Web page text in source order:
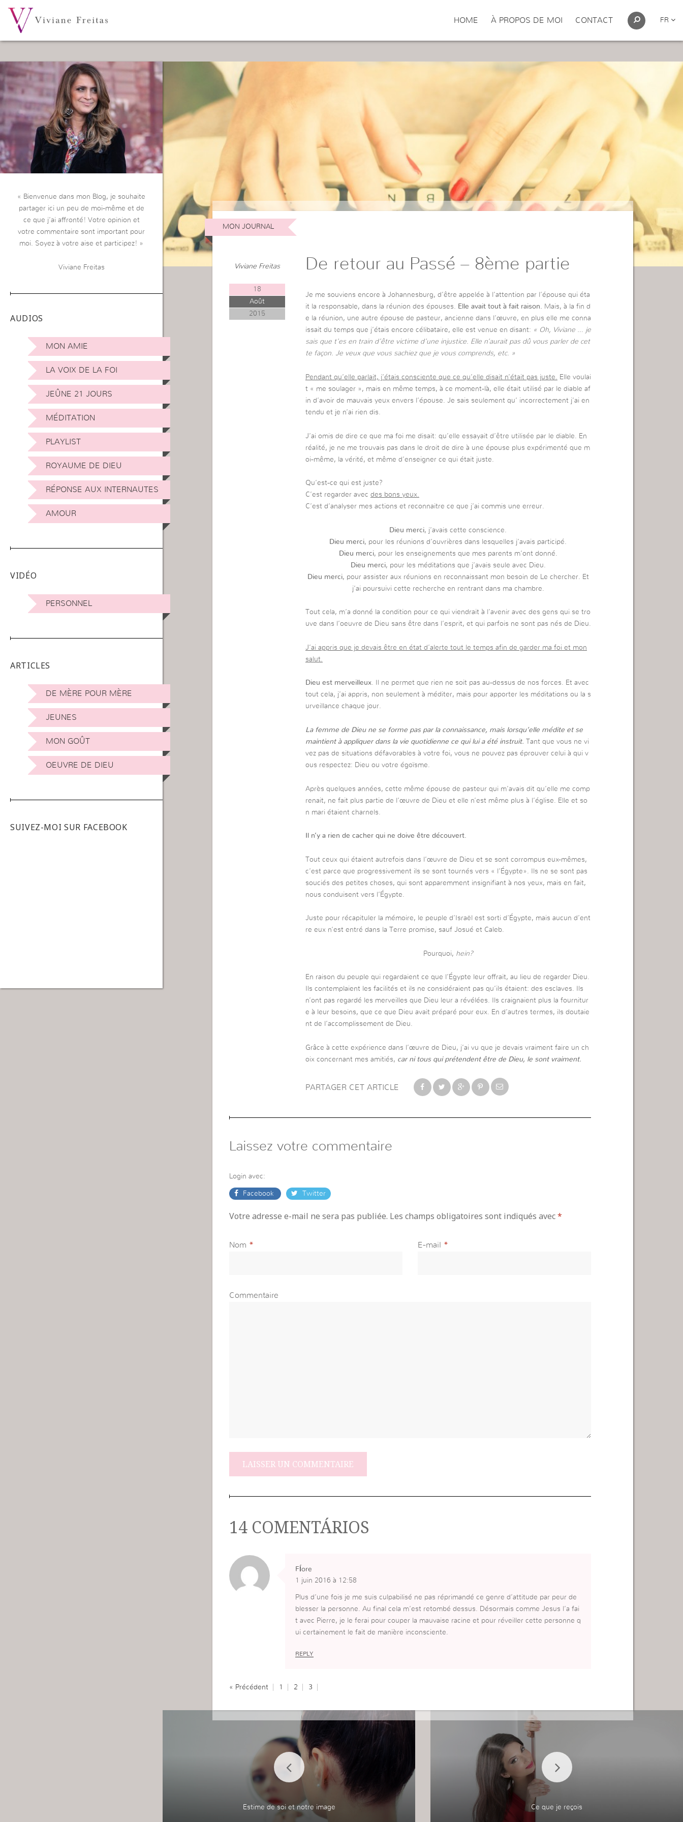
HOME À PROPOS DE MOI CONTACT FR
« Bienvenue dans mon Blog, je souhaite
partager ici un peu de moi-même et de
ce que j’ai affronté! Votre opinion et
votre commentaire sont important pour
moi. Soyez à votre aise et participez! »
Viviane Freitas
AUDIOS
MON AMIE
LA VOIX DE LA FOI
JEÛNE 21 JOURS
MÉDITATION
PLAYLIST
ROYAUME DE DIEU
RÉPONSE AUX INTERNAUTES
AMOUR
VIDÉO
PERSONNEL
ARTICLES
DE MÈRE POUR MÈRE
JEUNES
MON GOÛT
OEUVRE DE DIEU
SUIVEZ-MOI SUR FACEBOOK
MON JOURNAL
Viviane Freitas
18
Août
2015
De retour au Passé – 8ème partie
Je me souviens encore à Johannesburg, d’être appelée à l’attention par l’épouse qui éta
it la responsable, dans la réunion des épouses. Elle avait tout à fait raison. Mais, à la fin d
e la réunion, une autre épouse de pasteur, ancienne dans l’œuvre, en plus elle me conna
issait du temps que j’étais encore célibataire, elle est venue en disant: « Oh, Viviane … je
sais que t’es en train d’être victime d’une injustice. Elle n’aurait pas dû vous parler de cet
te façon. Je veux que vous sachiez que je vous comprends, etc. »
Pendant qu’elle parlait, j’étais consciente que ce qu’elle disait n’était pas juste. Elle voulai
t « me soulager », mais en même temps, à ce moment-là, elle était utilisé par le diable af
in d’avoir de mauvais yeux envers l’épouse. Je sais seulement qu’ incorrectement j’ai en
tendu et je n’ai rien dis.
J’ai omis de dire ce que ma foi me disait: qu’elle essayait d’être utilisée par le diable. En
réalité, je ne me trouvais pas dans le droit de dire à une épouse plus expérimenté que m
oi-même, la vérité, et même d’enseigner ce qui était juste.
Qu’est-ce qui est juste?
C’est regarder avec des bons yeux.
C’est d’analyser mes actions et reconnaitre ce que j’ai commis une erreur.
Dieu merci, j’avais cette conscience.
Dieu merci, pour les réunions d’ouvrières dans lesquelles j’avais participé.
Dieu merci, pour les enseignements que mes parents m’ont donné.
Dieu merci, pour les méditations que j’avais seule avec Dieu.
Dieu merci, pour assister aux réunions en reconnaissant mon besoin de Le chercher. Et
j’ai poursuivi cette recherche en rentrant dans ma chambre.
Tout cela, m’a donné la condition pour ce qui viendrait à l’avenir avec des gens qui se tro
uve dans l’oeuvre de Dieu sans être dans l’esprit, et qui parfois ne sont pas nés de Dieu.
J’ai appris que je devais être en état d’alerte tout le temps afin de garder ma foi et mon
salut.
Dieu est merveilleux. Il ne permet que rien ne soit pas au-dessus de nos forces. Et avec
tout cela, j’ai appris, non seulement à méditer, mais pour apporter les méditations ou la s
urveillance chaque jour.
La femme de Dieu ne se forme pas par la connaissance, mais lorsqu’elle médite et se
maintient à appliquer dans la vie quotidienne ce qui lui a été instruit.
Tant que vous ne vi
vez pas de situations défavorables à votre foi, vous ne pouvez pas éprouver celui à qui v
ous respectez: Dieu ou votre égoïsme.
Après quelques années, cette même épouse de pasteur qui m’avais dit qu’elle me comp
renait, ne fait plus partie de l’œuvre de Dieu et elle n’est même plus à l’église. Elle et so
n mari étaient charnels.
Il n’y a rien de cacher qui ne doive être découvert.
Tout ceux qui étaient autrefois dans l’œuvre de Dieu et se sont corrompus eux-mêmes,
c’est parce que progressivement ils se sont tournés vers « l’Égypte». Ils ne se sont pas
souciés des petites choses, qui sont apparemment insignifiant à nos yeux, mais en fait,
nous conduisent vers l’Égypte.
Juste pour récapituler la mémoire, le peuple d’Israël est sorti d’Égypte, mais aucun d’ent
re eux n’est entré dans la Terre promise, sauf Josué et Caleb.
Pourquoi, hein?
En raison du peuple qui regardaient ce que l’Égypte leur offrait, au lieu de regarder Dieu.
Ils contemplaient les facilités et ils ne considéraient pas qu’ils étaient: des esclaves. Ils
n’ont pas regardé les merveilles que Dieu leur a révélées. Ils craignaient plus la fournitur
e à leur besoins, que ce que Dieu avait préparé pour eux. En d’autres termes, ils doutaie
nt de l’accomplissement de Dieu.
Grâce à cette expérience dans l’œuvre de Dieu, j’ai vu que je devais vraiment faire un ch
oix concernant mes amitiés, car ni tous qui prétendent être de Dieu, le sont vraiment.
PARTAGER CET ARTICLE
Laissez votre commentaire
Login avec:
Facebook Twitter
Votre adresse e-mail ne sera pas publiée. Les champs obligatoires sont indiqués avec*
Nom * E-mail *
Commentaire
14 COMENTÁRIOS
Fĺore
1 juin 2016 à 12:58
Plus d’une fois je me suis culpabilisé ne pas réprimandé ce genre d’attitude par peur de
blesser la personne. Au final cela m’est retombé dessus. Désormais comme Jesus l’a fai
t avec Pierre, je le ferai pour couper la mauvaise racine et pour réveiller cette personne q
ui certainement le fait de manière inconsciente.
REPLY
« Précédent 1 2 3
Estime de soi et notre image Ce que je reçois